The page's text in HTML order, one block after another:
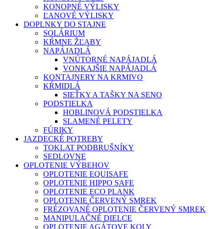
KONOPNÉ VÝLISKY
ĽANOVÉ VÝLISKY
DOPLNKY DO STAJNE
SOLÁRIUM
KŔMNE ŽĽABY
NAPÁJADLÁ
VNÚTORNÉ NAPÁJADLÁ
VONKAJŠIE NAPÁJADLÁ
KONTAJNERY NA KRMIVO
KŔMIDLÁ
SIEŤKY A TAŠKY NA SENO
PODSTIELKA
HOBLINOVÁ PODSTIELKA
SLAMENÉ PELETY
FÚRIKY
JAZDECKÉ POTREBY
TOKLAT PODBRUŠNÍKY
SEDLOVNE
OPLOTENIE VÝBEHOV
OPLOTENIE EQUISAFE
OPLOTENIE HIPPO SAFE
OPLOTENIE ECO PLANK
OPLOTENIE ČERVENÝ SMREK
FRÉZOVANÉ OPLOTENIE ČERVENÝ SMREK
MANIPULAČNÉ DIELCE
OPLOTENIE AGÁTOVE KOLY